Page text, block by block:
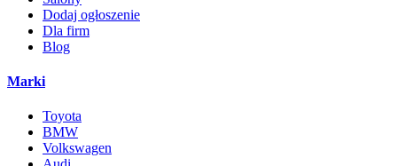
Dodaj ogłoszenie
Dla firm
Blog
Marki
Toyota
BMW
Volkswagen